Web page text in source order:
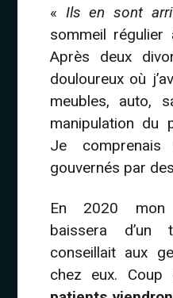
« Ils en sont
sommeil
Après deux
douloureux où
meubles, auto,
manipulation du
Je
gouvernés par
En 2020 mon
baissera d’un
conseillait aux
chez eux.